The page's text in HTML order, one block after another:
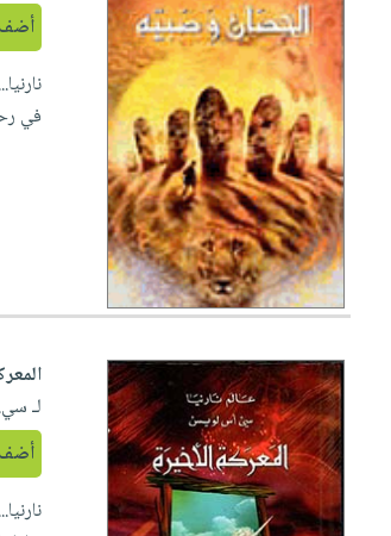
أضف
في
لـ
أضف